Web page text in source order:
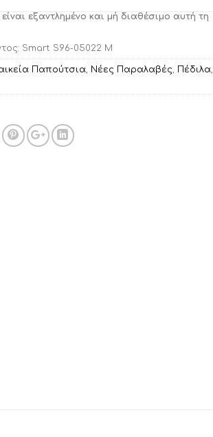
εξαντλημένο και μή διαθέσιμο αυτή τη
Smart S96-05022 Μ
Παπούτσια, Νέες Παραλαβές, Πέδιλα,